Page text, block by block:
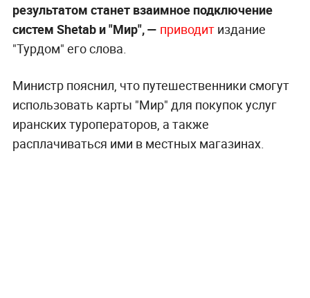
результатом станет взаимное подключение
систем Shetab и "Мир", — приводит издание
"Турдом" его слова.
Министр пояснил, что путешественники смогут
использовать карты "Мир" для покупок услуг
иранских туроператоров, а также
расплачиваться ими в местных магазинах.